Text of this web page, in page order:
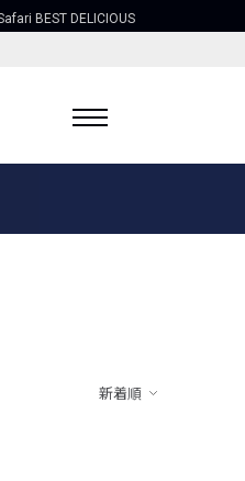
BEST DELICIOUS
ランド
新着順